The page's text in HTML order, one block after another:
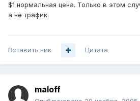
$1 нормальная цена. Только в этом
а не трафик.
Вставить ник Цитата
maloff